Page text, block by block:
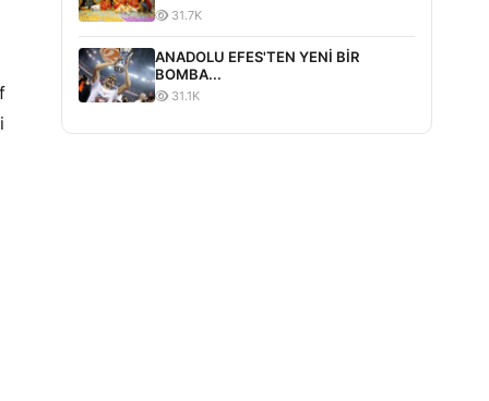
31.7K
ANADOLU EFES'TEN YENİ BİR
BOMBA...
31.1K